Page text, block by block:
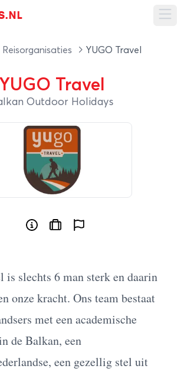
Reisorganisaties YUGO Travel
YUGO Travel
Outdoor Holidays
is slechts 6 man sterk en daarin
onze kracht. Ons team bestaat
met een academische
de Balkan, een
een gezellig stel uit